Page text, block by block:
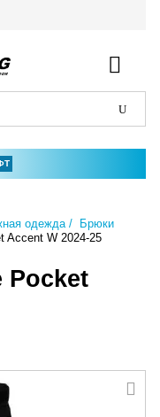
одежда
Брюки
Accent W 2024-25
Pocket